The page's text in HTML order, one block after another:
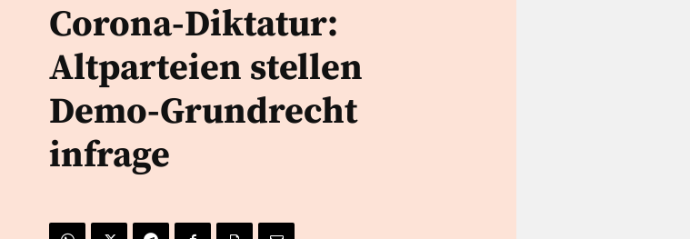
Corona-Diktatur:
Altparteien stellen
Demo-Grundrecht
infrage